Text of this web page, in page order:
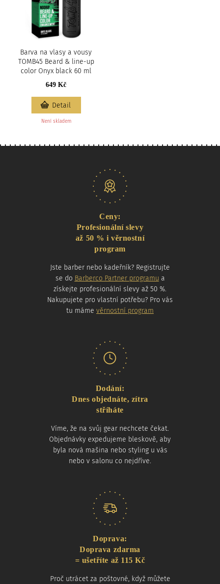
Barva na vlasy a vousy
TOMB45 Beard & line-up
color Onyx black 60 ml
649 Kč
Není skladem
Detail
Ceny:
Profesionální slevy
až 50 % i věrnostní
program
Jste barber nebo kadeřník? Registrujte
se do Barberco Partner programu a
získejte profesionální slevy až 50 %.
Nakupujete pro vlastní potřebu? Pro vás
tu máme věrnostní program
Dodání:
Dnes objednáte, zítra
stříháte
Víme, že na svůj gear nechcete čekat.
Objednávky expedujeme bleskově, aby
byla nová mašina nebo styling u vás
nebo v salonu co nejdříve.
Doprava:
Doprava zdarma
= ušetříte až 115 Kč
Proč utrácet za poštovné, když můžete